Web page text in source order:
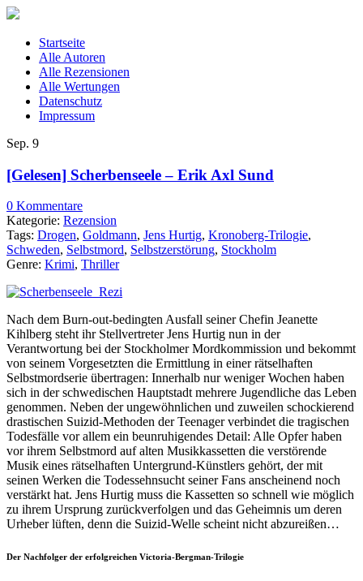
Startseite
Alle Autoren
Alle Rezensionen
Alle Wertungen
Datenschutz
Impressum
Sep. 9
[Gelesen] Scherbenseele – Erik Axl Sund
0 Kommentare
Kategorie: Rezension
Tags: Drogen, Goldmann, Jens Hurtig, Kronoberg-Trilogie,
Schweden, Selbstmord, Selbstzerstörung, Stockholm
Genre: Krimi, Thriller
Nach dem Burn-out-bedingten Ausfall seiner Chefin Jeanette
Kihlberg steht ihr Stellvertreter Jens Hurtig nun in der
Verantwortung bei der Stockholmer Mordkommission und bekommt
von seinem Vorgesetzten die Ermittlung in einer rätselhaften
Selbstmordserie übertragen: Innerhalb nur weniger Wochen haben
sich in der schwedischen Hauptstadt mehrere Jugendliche das Leben
genommen. Neben der ungewöhnlichen und zuweilen schockierend
drastischen Suizid-Methoden der Teenager verbindet die tragischen
Todesfälle vor allem ein beunruhigendes Detail: Alle Opfer haben
vor ihrem Selbstmord auf alten Musikkassetten die verstörende
Musik eines rätselhaften Untergrund-Künstlers gehört, der mit
seinen Werken die Todessehnsucht seiner Fans anscheinend noch
verstärkt hat. Jens Hurtig muss die Kassetten so schnell wie möglich
zu ihrem Ursprung zurückverfolgen und das Geheimnis um deren
Urheber lüften, denn die Suizid-Welle scheint nicht abzureißen…
Der Nachfolger der erfolgreichen Victoria-Bergman-Trilogie